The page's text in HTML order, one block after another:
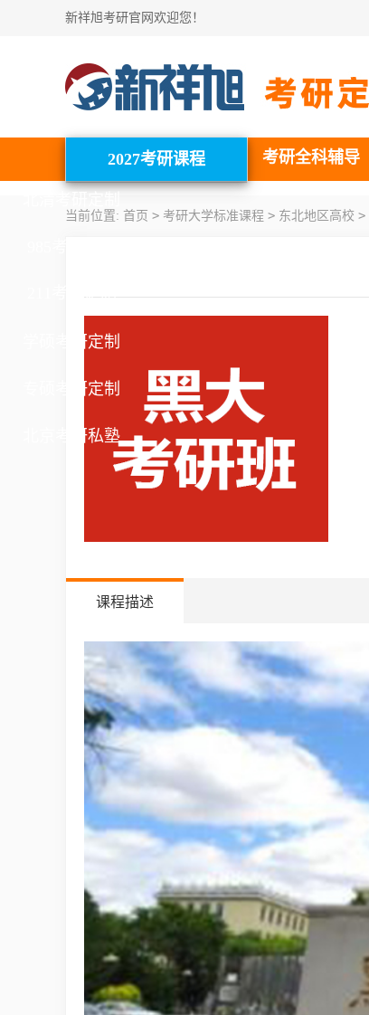
新祥旭考研官网欢迎您！
2027考研课程 考研全科辅导
当前位置: 首页 > 考研大学标准课程 > 东北地区高校 >
课程描述
211考研定制
学硕考研定制
专硕考研定制
北京考研私塾